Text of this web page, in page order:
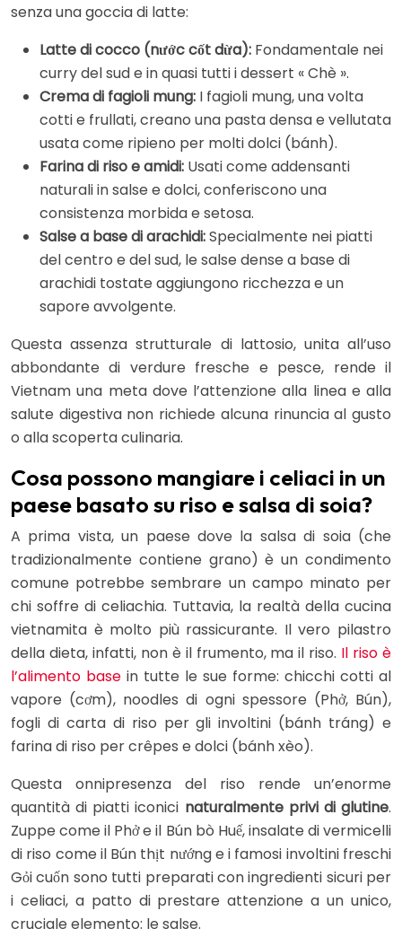
senza una goccia di latte:
Latte di cocco (nước cốt dừa): Fondamentale nei
curry del sud e in quasi tutti i dessert « Chè ».
Crema di fagioli mung: I fagioli mung, una volta
cotti e frullati, creano una pasta densa e vellutata
usata come ripieno per molti dolci (bánh).
Farina di riso e amidi: Usati come addensanti
naturali in salse e dolci, conferiscono una
consistenza morbida e setosa.
Salse a base di arachidi:Specialmente nei piatti
del centro e del sud, le salse dense a base di
arachidi tostate aggiungono ricchezza e un
sapore avvolgente.
Questa assenza strutturale di lattosio, unita all’uso
abbondante di verdure fresche e pesce, rende il
Vietnam una meta dove l’attenzione alla linea e alla
salute digestiva non richiede alcuna rinuncia al gusto
o alla scoperta culinaria.
Cosa possono mangiare i celiaci in un
paese basato su riso e salsa di soia?
A prima vista, un paese dove la salsa di soia (che
tradizionalmente contiene grano) è un condimento
comune potrebbe sembrare un campo minato per
chi soffre di celiachia. Tuttavia, la realtà della cucina
vietnamita è molto più rassicurante. Il vero pilastro
della dieta, infatti, non è il frumento, ma il riso. Il riso è
l’alimento base in tutte le sue forme: chicchi cotti al
vapore (cơm), noodles di ogni spessore (Phở, Bún),
fogli di carta di riso per gli involtini (bánh tráng) e
farina di riso per crêpes e dolci (bánh xèo).
Questa onnipresenza del riso rende un’enorme
quantità di piatti iconici naturalmente privi di glutine.
Zuppe come il Phở e il Bún bò Huế, insalate di vermicelli
di riso come il Bún thịt nướng e i famosi involtini freschi
Gỏi cuốn sono tutti preparati con ingredienti sicuri per
i celiaci, a patto di prestare attenzione a un unico,
cruciale elemento: le salse.